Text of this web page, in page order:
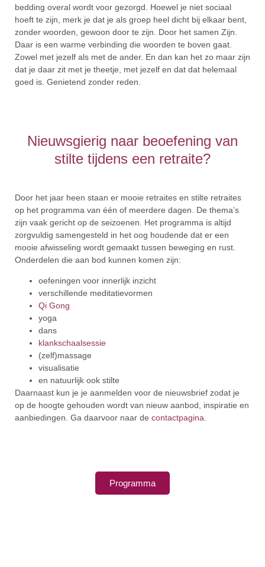
bedding overal wordt voor gezorgd. Hoewel je niet sociaal
hoeft te zijn, merk je dat je als groep heel dicht bij elkaar bent,
zonder woorden, gewoon door te zijn. Door het samen Zijn.
Daar is een warme verbinding die woorden te boven gaat.
Zowel met jezelf als met de ander. En dan kan het zo maar zijn
dat je daar zit met je theetje, met jezelf en dat dat helemaal
goed is. Genietend zonder reden.
Nieuwsgierig naar beoefening van
stilte tijdens een retraite?
Door het jaar heen staan er mooie retraites en stilte retraites
op het programma van één of meerdere dagen. De thema’s
zijn vaak gericht op de seizoenen. Het programma is altijd
zorgvuldig samengesteld in het oog houdende dat er een
mooie afwisseling wordt gemaakt tussen beweging en rust.
Onderdelen die aan bod kunnen komen zijn:
oefeningen voor innerlijk inzicht
verschillende meditatievormen
Qi Gong
yoga
dans
klankschaalsessie
(zelf)massage
visualisatie
en natuurlijk ook stilte
Daarnaast kun je je aanmelden voor de nieuwsbrief zodat je
op de hoogte gehouden wordt van nieuw aanbod, inspiratie en
aanbiedingen. Ga daarvoor naar de contactpagina.
Programma